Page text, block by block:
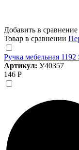
Добавить в сравнение
Товар в сравнении
Ручка мебельная 1192
Артикул: У40357
146 Р